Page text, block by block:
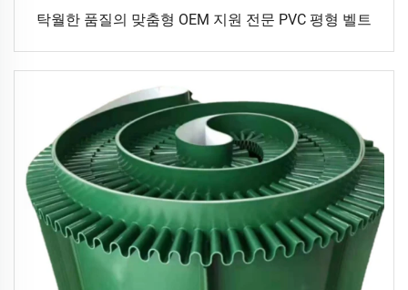
탁월한 품질의 맞춤형 OEM 지원 전문 PVC 평형 벨트